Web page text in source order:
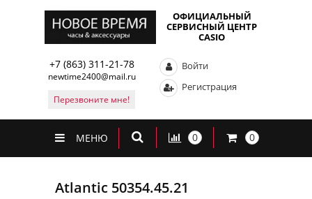
ОФИЦИАЛЬНЫЙ
СЕРВИСНЫЙ ЦЕНТР
CASIO
+7 (863) 311-21-78
newtime2400@mail.ru
Перезвоните мне!
Войти
Регистрация
МЕНЮ 0 0
Atlantic 50354.45.21